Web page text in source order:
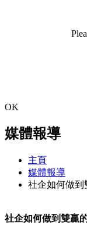
OK
媒體報導
主頁
媒體報導
社企如何做到
社企如何做到雙贏